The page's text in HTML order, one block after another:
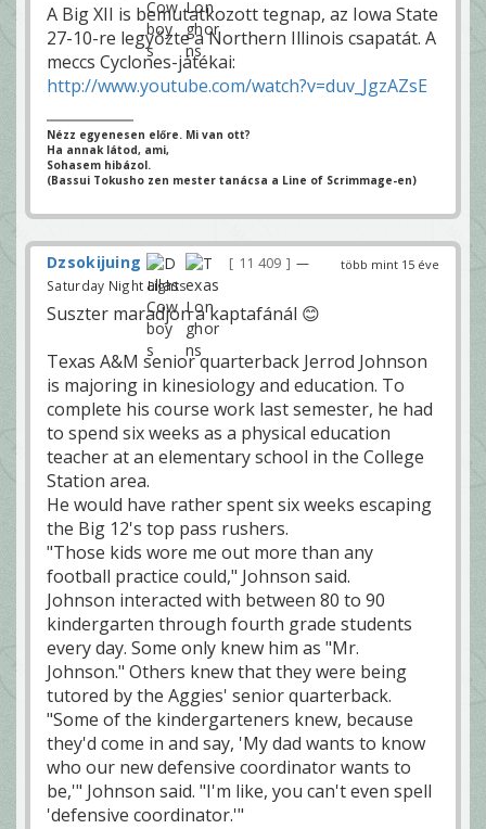
A Big XII is bemutatkozott tegnap, az Iowa State
27-10-re legyőzte a Northern Illinois csapatát. A
meccs Cyclones-játékai:
http://www.youtube.com/watch?v=duv_JgzAZsE
Nézz egyenesen előre. Mi van ott?
Ha annak látod, ami,
Sohasem hibázol.
(Bassui Tokusho zen mester tanácsa a Line of Scrimmage-en)
több mint 15 éve
Dzsokijuing 11 409
—
Saturday Night Lights
Suszter maradjon a kaptafánál 😊
Texas A&M senior quarterback Jerrod Johnson
is majoring in kinesiology and education. To
complete his course work last semester, he had
to spend six weeks as a physical education
teacher at an elementary school in the College
Station area.
He would have rather spent six weeks escaping
the Big 12's top pass rushers.
"Those kids wore me out more than any
football practice could," Johnson said.
Johnson interacted with between 80 to 90
kindergarten through fourth grade students
every day. Some only knew him as "Mr.
Johnson." Others knew that they were being
tutored by the Aggies' senior quarterback.
"Some of the kindergarteners knew, because
they'd come in and say, 'My dad wants to know
who our new defensive coordinator wants to
be,'" Johnson said. "I'm like, you can't even spell
'defensive coordinator.'"